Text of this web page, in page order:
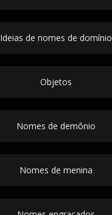
Ideias de nomes de domínio
Objetos
Nomes de demônio
Nomes de menina